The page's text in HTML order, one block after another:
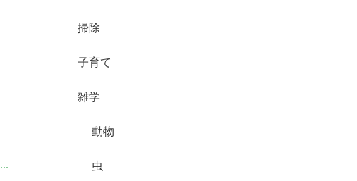
掃除
子育て
雑学
動物
虫